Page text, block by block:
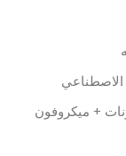
الاصطناعي
6 ميكروفونات + ميكروفون